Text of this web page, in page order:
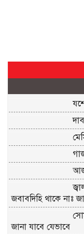
আজ
জবাবদিহি থাকে নাঃ
জানা যাবে যেভাবে